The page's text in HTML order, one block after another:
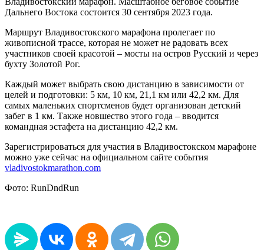
Дальнего Востока состоится 30 сентября 2023 года.
Маршрут Владивостокского марафона пролегает по
живописной трассе, которая не может не радовать всех
участников своей красотой – мосты на остров Русский и через
бухту Золотой Рог.
Каждый может выбрать свою дистанцию в зависимости от
целей и подготовки: 5 км, 10 км, 21,1 км или 42,2 км. Для
самых маленьких спортсменов будет организован детский
забег в 1 км. Также новшество этого года – вводится
командная эстафета на дистанцию 42,2 км.
Зарегистрироваться для участия в Владивостокском марафоне
можно уже сейчас на официальном сайте события
vladivostokmarathon.com
Фото: RunDndRun